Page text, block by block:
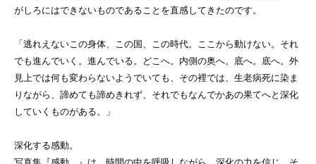
がしろにはできないものであることを直感してきたのです。
「逃れえないこの身体、この国、この時代。ここから動けない。それ
でも進んでいく。進んでいる。どこへ。内側の奥へ。底へ。底へ。外
見上では何も変わらないようでいても、その裡では、生老病死に染ま
りながら、諦めても諦めきれず、それでもなんでかあの果てへと深化
していくものがある。」
深化する感動。